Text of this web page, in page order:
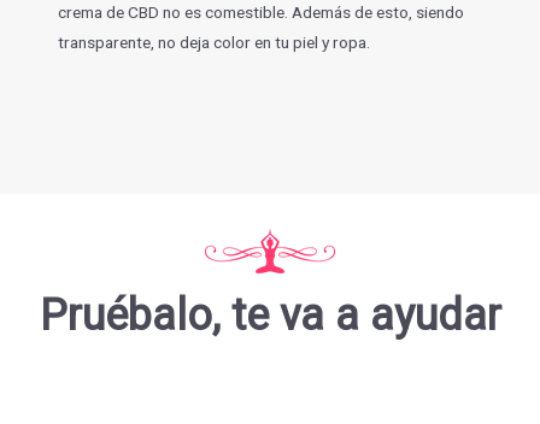
crema de CBD no es comestible. Además de esto, siendo
transparente, no deja color en tu piel y ropa.
Pruébalo, te va a ayudar